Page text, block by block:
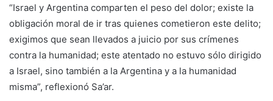
“Israel y Argentina comparten el peso del dolor; existe la
obligación moral de ir tras quienes cometieron este delito;
exigimos que sean llevados a juicio por sus crímenes
contra la humanidad; este atentado no estuvo sólo dirigido
a Israel, sino también a la Argentina y a la humanidad
misma”, reflexionó Sa’ar.